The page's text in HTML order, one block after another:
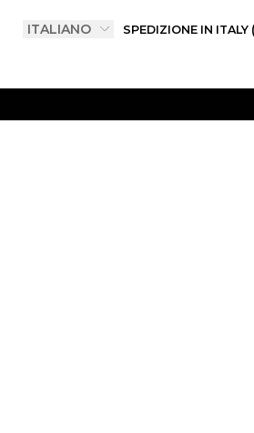
SPEDIZIONE IN ITALY